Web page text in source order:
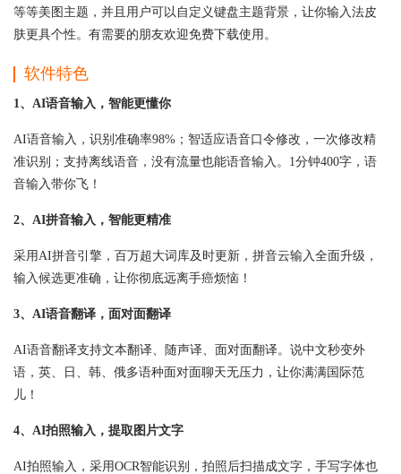
等等美图主题，并且用户可以自定义键盘主题背景，让你输入法皮
肤更具个性。有需要的朋友欢迎免费下载使用。
软件特色
1、AI语音输入，智能更懂你
AI语音输入，识别准确率98%；智适应语音口令修改，一次修改精
准识别；支持离线语音，没有流量也能语音输入。1分钟400字，语
音输入带你飞！
2、AI拼音输入，智能更精准
采用AI拼音引擎，百万超大词库及时更新，拼音云输入全面升级，
输入候选更准确，让你彻底远离手癌烦恼！
3、AI语音翻译，面对面翻译
AI语音翻译支持文本翻译、随声译、面对面翻译。说中文秒变外
语，英、日、韩、俄多语种面对面聊天无压力，让你满满国际范
儿！
4、AI拍照输入，提取图片文字
AI拍照输入，采用OCR智能识别，拍照后扫描成文字，手写字体也